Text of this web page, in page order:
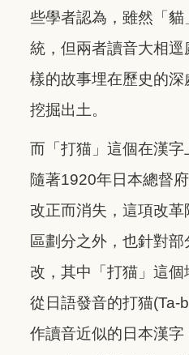
些學者認為，雖然「
統，但兩者讀音大相
樣的故事埋在歷史的深
挖掘出土。
而「打猫」這個在漢字
隨著1920年日本總督
改正而消失，這項改
區劃分之外，也針對
改，其中「打猫」這
從日語發音的打猫(Ta-
作讀音近似的日本漢字